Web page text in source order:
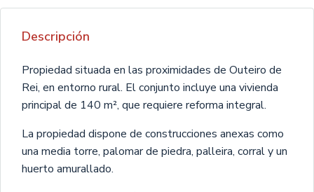
Descripción
Propiedad situada en las proximidades de Outeiro de
Rei, en entorno rural. El conjunto incluye una vivienda
principal de 140 m², que requiere reforma integral.
La propiedad dispone de construcciones anexas como
una media torre, palomar de piedra, palleira, corral y un
huerto amurallado.